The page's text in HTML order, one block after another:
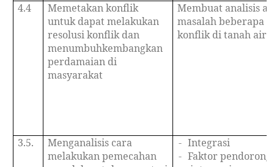
4.4
Memetakan konflik
untuk dapat melakukan
resolusi konflik dan
menumbuhkembangkan
perdamaian di
masyarakat
Membuat analisis
masalah beberapa
konflik di tanah air
3.5.
Menganalisis cara
melakukan pemecahan
- Integrasi
- Faktor pendorong